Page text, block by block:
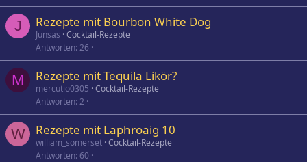
J Rezepte mit Bourbon White Dog
Junsas Cocktail-Rezepte
Antworten 26
M Rezepte mit Tequila Likör?
mercutio0305 Cocktail-Rezepte
Antworten 2
W Rezepte mit Laphroaig 10
william_somerset Cocktail-Rezepte
Antworten 60